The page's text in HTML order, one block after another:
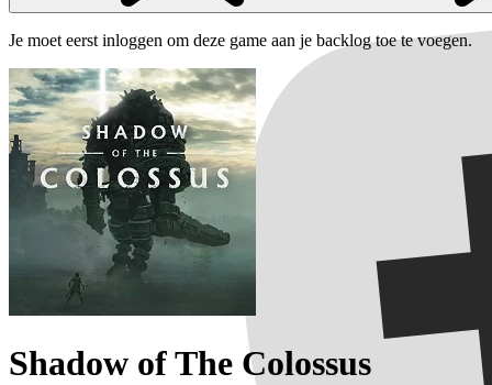
Je moet eerst inloggen om deze game aan je backlog toe te voegen.
Shadow of The Colossus